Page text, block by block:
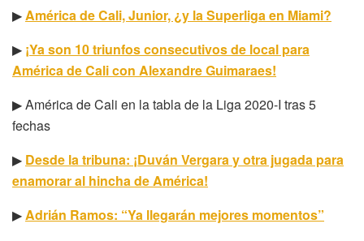
▶América de Cali, Junior, ¿y la Superliga en Miami?
▶ ¡Ya son 10 triunfos consecutivos de local para
América de Cali con Alexandre Guimaraes!
▶ América de Cali en la tabla de la Liga 2020-I tras 5
fechas
▶ Desde la tribuna: ¡Duván Vergara y otra jugada para
enamorar al hincha de América!
▶Adrián Ramos: “Ya llegarán mejores momentos”